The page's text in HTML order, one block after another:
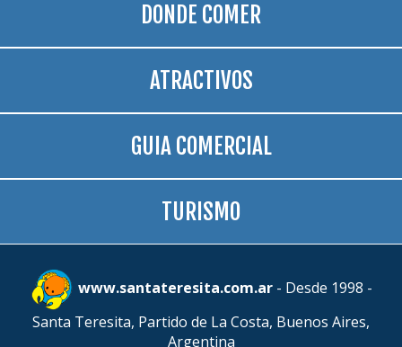
DONDE COMER
ATRACTIVOS
GUIA COMERCIAL
TURISMO
www.santateresita.com.ar - Desde 1998 -
Santa Teresita, Partido de La Costa, Buenos Aires,
Argentina